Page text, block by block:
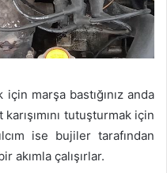
için marşa bastığınız anda
tutuşturmak için
ise bujiler tarafından
akımla çalışırlar.